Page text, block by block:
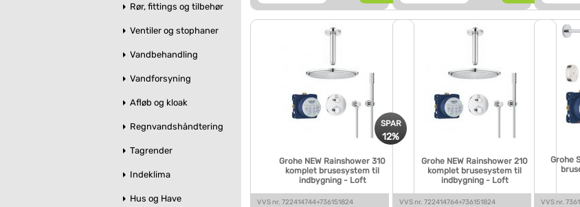
Rør, fittings og tilbehør
Ventiler og stophaner
Vandbehandling
Vandforsyning
Afløb og kloak
Regnvandshåndtering
Tagrender
Indeklima
Hus og Have
SPAR
12%
Grohe NEW Rainshower 310
komplet brusesystem til
indbygning - Loft
VVS nr. 722414744+736151824
Grohe NEW Rainshower 210
komplet brusesystem til
indbygning - Loft
VVS nr. 722414764+736151824
Grohe
VVS nr.